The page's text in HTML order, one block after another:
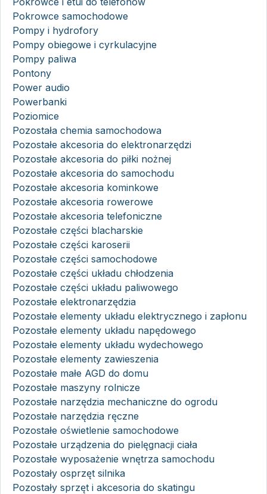
Pokrowce samochodowe
Pompy i hydrofory
Pompy obiegowe i cyrkulacyjne
Pompy paliwa
Pontony
Power audio
Powerbanki
Poziomice
Pozostała chemia samochodowa
Pozostałe akcesoria do elektronarzędzi
Pozostałe akcesoria do piłki nożnej
Pozostałe akcesoria do samochodu
Pozostałe akcesoria kominkowe
Pozostałe akcesoria rowerowe
Pozostałe akcesoria telefoniczne
Pozostałe części blacharskie
Pozostałe części karoserii
Pozostałe części samochodowe
Pozostałe części układu chłodzenia
Pozostałe części układu paliwowego
Pozostałe elektronarzędzia
Pozostałe elementy układu elektrycznego i zapłonu
Pozostałe elementy układu napędowego
Pozostałe elementy układu wydechowego
Pozostałe elementy zawieszenia
Pozostałe małe AGD do domu
Pozostałe maszyny rolnicze
Pozostałe narzędzia mechaniczne do ogrodu
Pozostałe narzędzia ręczne
Pozostałe oświetlenie samochodowe
Pozostałe urządzenia do pielęgnacji ciała
Pozostałe wyposażenie wnętrza samochodu
Pozostały osprzęt silnika
Pozostały sprzęt i akcesoria do skatingu